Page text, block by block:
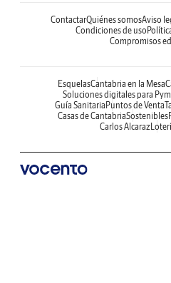
ContactarQuiénes somosAviso
Condiciones de uso
Compromisos
EsquelasCantabria en la Mesa
Soluciones digitales para
Guía SanitariaPuntos de Venta
Casas de CantabriaSostenibles
Carlos Alcaraz